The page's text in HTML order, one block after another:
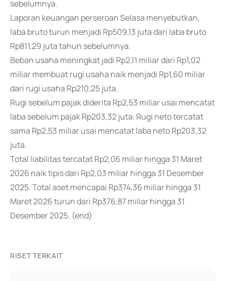
sebelumnya.
Laporan keuangan perseroan Selasa menyebutkan,
laba bruto turun menjadi Rp509,13 juta dari laba bruto
Rp811,29 juta tahun sebelumnya.
Beban usaha meningkat jadi Rp2,11 miliar dari Rp1,02
miliar membuat rugi usaha naik menjadi Rp1,60 miliar
dari rugi usaha Rp210,25 juta.
Rugi sebelum pajak diderita Rp2,53 miliar usai mencatat
laba sebelum pajak Rp203,32 juta. Rugi neto tercatat
sama Rp2,53 miliar usai mencatat laba neto Rp203,32
juta.
Total liabilitas tercatat Rp2,06 miliar hingga 31 Maret
2026 naik tipis dari Rp2,03 miliar hingga 31 Desember
2025. Total aset mencapai Rp374,36 miliar hingga 31
Maret 2026 turun dari Rp376,87 miliar hingga 31
Desember 2025. (end)
RISET TERKAIT